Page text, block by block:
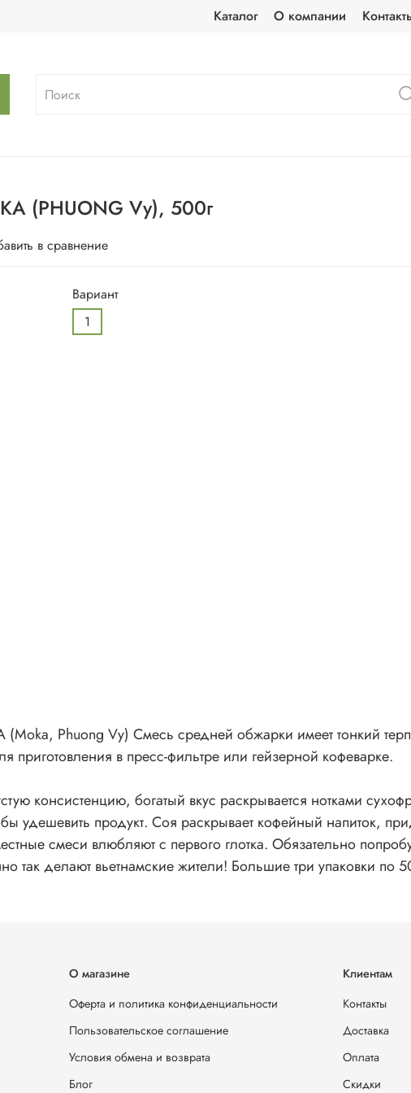
Каталог О компании
(PHUONG Vy), 500г
в сравнение
Вариант
1
Phuong Vy) Смесь средней обжарки имеет тонкий
в пресс-фильтре или гейзерной кофеварке.
консистенцию, богатый вкус раскрывается нотками
продукт. Соя раскрывает кофейный напиток,
смеси влюбляют с первого глотка. Обязательно
так делают вьетнамские жители! Большие три упаковки
О магазине
Оферта и политика конфиденциальности
Пользовательское соглашение
Условия обмена и возврата
Блог
Клиентам
Контакты
Доставка
Оплата
Скидки